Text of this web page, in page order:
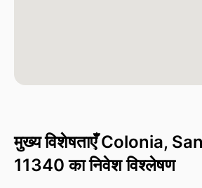
मुख्य विशेषताएँ Colonia,
11340 का निवेश विश्लेषण